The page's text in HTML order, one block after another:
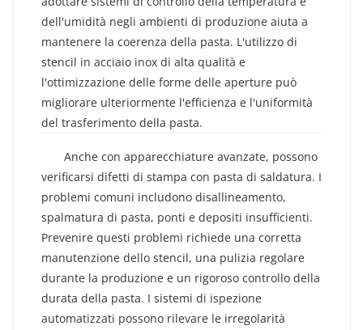
dell'umidità negli ambienti di produzione aiuta a
mantenere la coerenza della pasta. L'utilizzo di
stencil in acciaio inox di alta qualità e
l'ottimizzazione delle forme delle aperture può
migliorare ulteriormente l'efficienza e l'uniformità
del trasferimento della pasta.
Anche con apparecchiature avanzate, possono
verificarsi difetti di stampa con pasta di saldatura. I
problemi comuni includono disallineamento,
spalmatura di pasta, ponti e depositi insufficienti.
Prevenire questi problemi richiede una corretta
manutenzione dello stencil, una pulizia regolare
durante la produzione e un rigoroso controllo della
durata della pasta. I sistemi di ispezione
automatizzati possono rilevare le irregolarità